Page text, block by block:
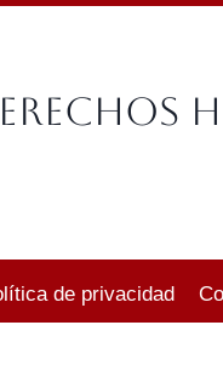
de privacidad